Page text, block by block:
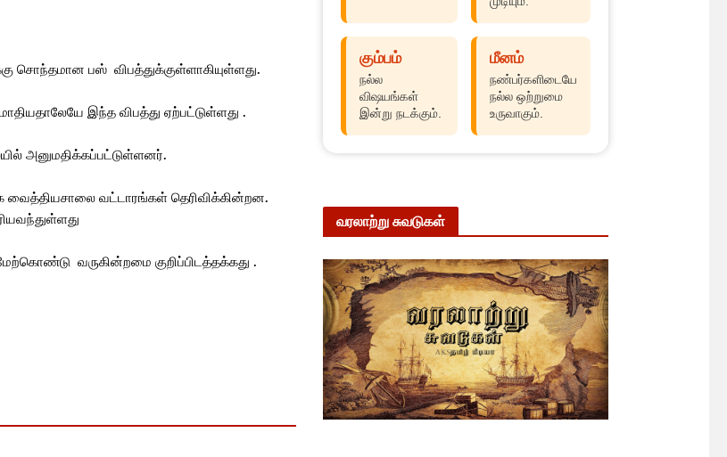
பஸ் விபத்துக்குள்ளாகியுள்ளது.
இந்த விபத்து ஏற்பட்டுள்ளது .
அனுமதிக்கப்பட்டுள்ளனர்.
வட்டாரங்கள் தெரிவிக்கின்றன.
வருகின்றமை குறிப்பிடத்தக்கது .
கும்பம்
நல்ல
விஷயங்கள்
இன்று நடக்கும்.
மீனம்
நண்பர்களிடையே
நல்ல ஒற்றுமை
உருவாகும்.
வரலாற்று சுவடுகள்